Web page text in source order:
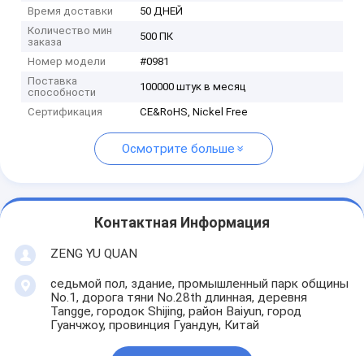
Время доставки
50 ДНЕЙ
Количество мин
заказа
500 ПК
Номер модели
#0981
Поставка
способности
100000 штук в месяц
Сертификация CE&RoHS, Nickel Free
Осмотрите больше
Контактная Информация
ZENG YU QUAN
седьмой пол, здание, промышленный парк общины
No.1, дорога тяни No.28th длинная, деревня
Tangge, городок Shijing, район Baiyun, город
Гуанчжоу, провинция Гуандун, Китай